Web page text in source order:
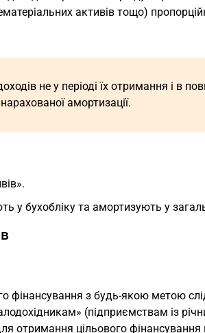
активів тощо)
не у періоді їх отримання і в
амортизації.
у бухобліку та амортизують у
фінансування з будь-якою метою
(підприємствам із
отримання цільового